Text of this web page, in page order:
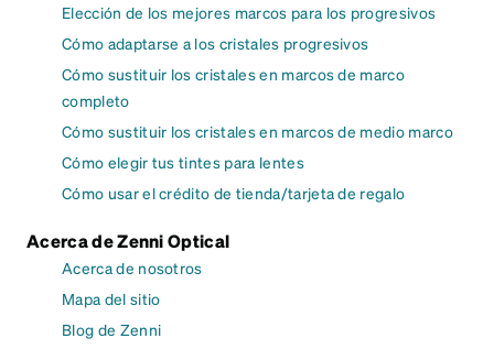
Elección de los mejores marcos para los progresivos
Cómo adaptarse a los cristales progresivos
Cómo sustituir los cristales en marcos de marco
completo
Cómo sustituir los cristales en marcos de medio marco
Cómo elegir tus tintes para lentes
Cómo usar el crédito de tienda/tarjeta de regalo
Acerca de Zenni Optical
Acerca de nosotros
Mapa del sitio
Blog de Zenni